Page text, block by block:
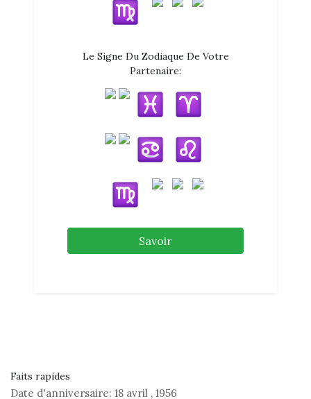
Le Signe Du Zodiaque De Votre
Partenaire:
Savoir
Faits rapides
Date d'anniversaire: 18 avril , 1956